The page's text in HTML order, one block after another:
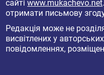
сайтіwww.mukachevo.net
отримати письмову
Редакція може не
висвітлених у
повідомленнях,